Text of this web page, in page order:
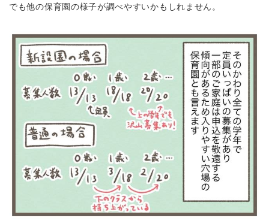
でも他の保育園の様子が調べやすいかもしれません。